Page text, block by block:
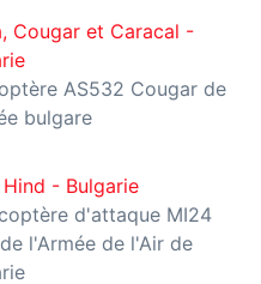
Cougar et Caracal -
AS532 Cougar de
bulgare
- Bulgarie
d'attaque MI24
l'Armée de l'Air de